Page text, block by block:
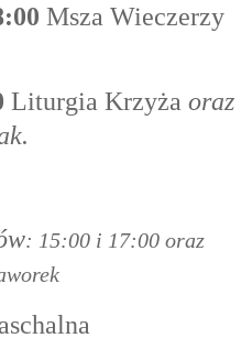
Msza Wieczerzy
Liturgia Krzyża oraz
: 15:00 i 17:00 oraz